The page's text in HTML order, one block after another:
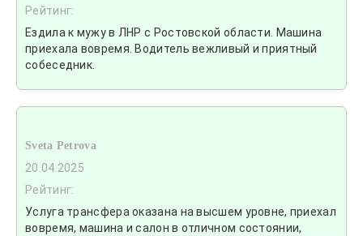
Рейтинг:
Ездила к мужу в ЛНР с Ростовской области. Машина
приехала вовремя. Водитель вежливый и приятный
собеседник.
Sveta Petrova
20.04.2025
Рейтинг:
Услуга трансфера оказана на высшем уровне, приехал
вовремя, машина и салон в отличном состоянии,